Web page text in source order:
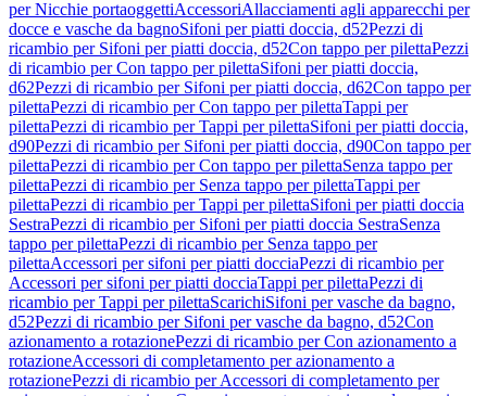
per Nicchie portaoggettiAccessoriAllacciamenti agli apparecchi per
docce e vasche da bagnoSifoni per piatti doccia, d52Pezzi di
ricambio per Sifoni per piatti doccia, d52Con tappo per pilettaPezzi
di ricambio per Con tappo per pilettaSifoni per piatti doccia,
d62Pezzi di ricambio per Sifoni per piatti doccia, d62Con tappo per
pilettaPezzi di ricambio per Con tappo per pilettaTappi per
pilettaPezzi di ricambio per Tappi per pilettaSifoni per piatti doccia,
d90Pezzi di ricambio per Sifoni per piatti doccia, d90Con tappo per
pilettaPezzi di ricambio per Con tappo per pilettaSenza tappo per
pilettaPezzi di ricambio per Senza tappo per pilettaTappi per
pilettaPezzi di ricambio per Tappi per pilettaSifoni per piatti doccia
SestraPezzi di ricambio per Sifoni per piatti doccia SestraSenza
tappo per pilettaPezzi di ricambio per Senza tappo per
pilettaAccessori per sifoni per piatti docciaPezzi di ricambio per
Accessori per sifoni per piatti docciaTappi per pilettaPezzi di
ricambio per Tappi per pilettaScarichiSifoni per vasche da bagno,
d52Pezzi di ricambio per Sifoni per vasche da bagno, d52Con
azionamento a rotazionePezzi di ricambio per Con azionamento a
rotazioneAccessori di completamento per azionamento a
rotazionePezzi di ricambio per Accessori di completamento per